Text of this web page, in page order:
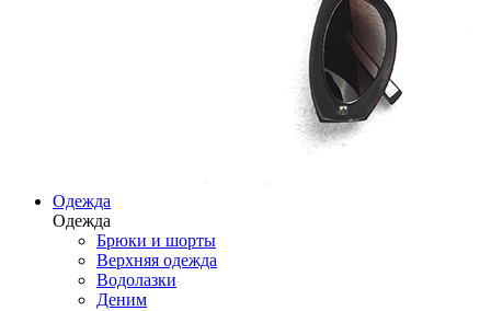
Одежда
Одежда
Брюки и шорты
Верхняя одежда
Водолазки
Деним